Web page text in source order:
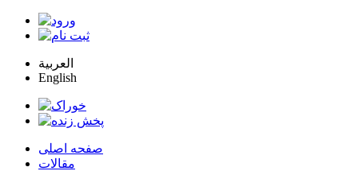
العربية
English
صفحه اصلی
مقالات